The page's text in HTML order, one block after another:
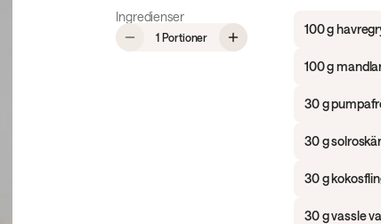
Ingredienser
1 Portioner, Proteingranola utan tillsatt socker
100 g
100 g
30 g
30 g
30 g
30 g vassle